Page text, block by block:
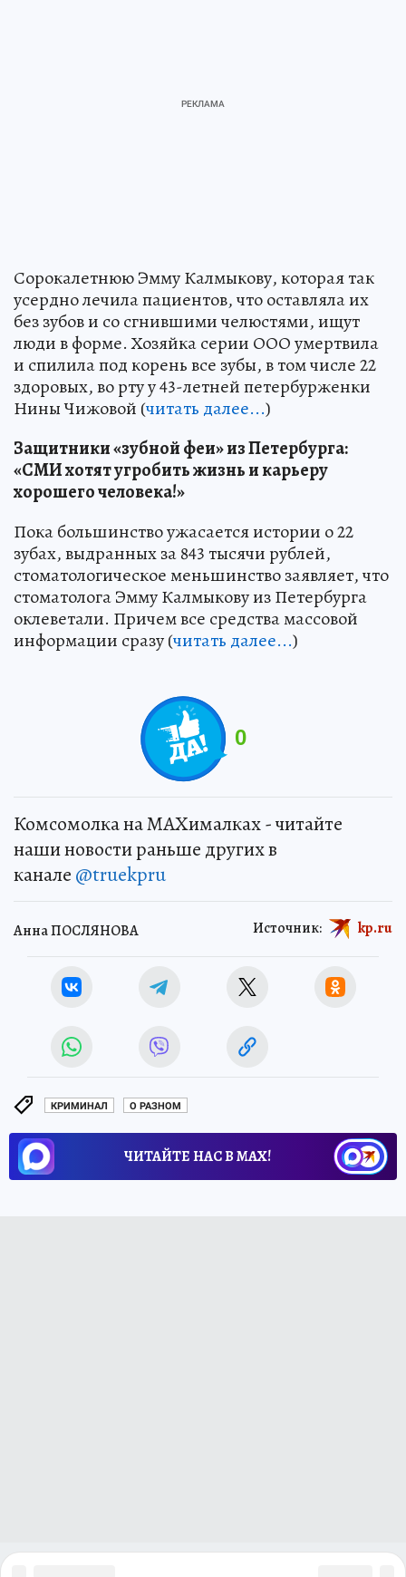
Сорокалетнюю Эмму Калмыкову, которая так
усердно лечила пациентов, что оставляла их
без зубов и со сгнившими челюстями, ищут
люди в форме. Хозяйка серии ООО умертвила
и спилила под корень все зубы, в том числе 22
здоровых, во рту у 43-летней петербурженки
Нины Чижовой (читать далее...)
Защитники «зубной феи» из Петербурга:
«СМИ хотят угробить жизнь и карьеру
хорошего человека!»
Пока большинство ужасается истории о 22
зубах, выдранных за 843 тысячи рублей,
стоматологическое меньшинство заявляет, что
стоматолога Эмму Калмыкову из Петербурга
оклеветали. Причем все средства массовой
информации сразу (читать далее...)
0
Комсомолка на MAXималках - читайте
наши новости раньше других в
канале @truekpru
Анна ПОСЛЯНОВА Источник: kp.ru
КРИМИНАЛ О РАЗНОМ
ЧИТАЙТЕ НАС В МАХ!